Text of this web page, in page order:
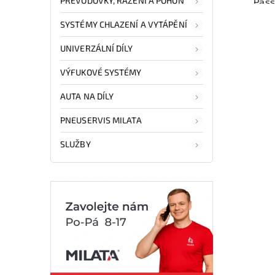
SYSTÉMY CHLAZENÍ A VYTÁPĚNÍ
UNIVERZÁLNÍ DÍLY
VÝFUKOVÉ SYSTÉMY
AUTA NA DÍLY
PNEUSERVIS MILATA
SLUŽBY